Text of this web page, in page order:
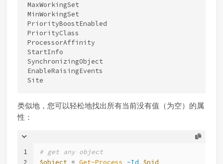
MaxWorkingSet
MinWorkingSet
PriorityBoostEnabled
PriorityClass
ProcessorAffinity
StartInfo
SynchronizingObject
EnableRaisingEvents
类似地，您可以轻松地找出所有当前没有值（为空）的属
性：
1
2
# get any object
$object = Get-Process -Id $pid